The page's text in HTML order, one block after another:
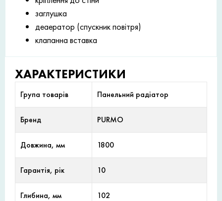
заглушка
деаератор (спускник повітря)
клапанна вставка
ХАРАКТЕРИСТИКИ
Група товарів Панельний радіатор
Бренд PURMO
Довжина, мм 1800
Гарантія, рік 10
Глибина, мм 102